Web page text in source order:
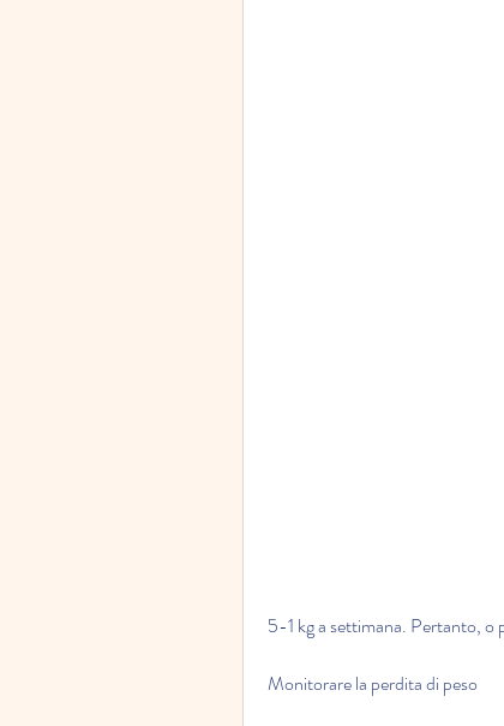
5-1 kg a settimana. Pertanto, o
Monitorare la perdita di peso